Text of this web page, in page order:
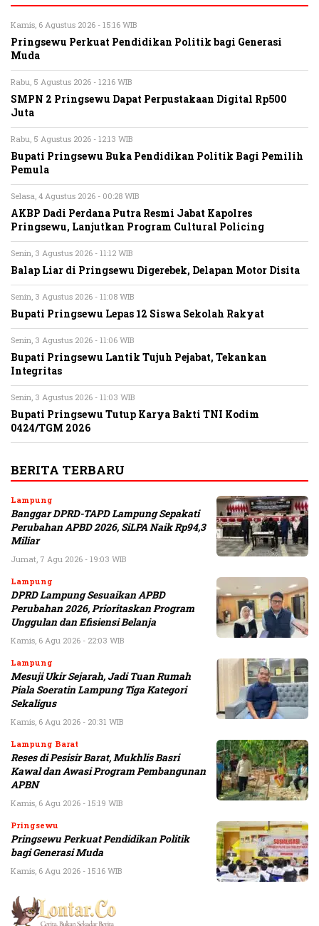
Kamis, 6 Agustus 2026 - 15:16 WIB
Pringsewu Perkuat Pendidikan Politik bagi Generasi
Muda
Rabu, 5 Agustus 2026 - 12:16 WIB
SMPN 2 Pringsewu Dapat Perpustakaan Digital Rp500
Juta
Rabu, 5 Agustus 2026 - 12:13 WIB
Bupati Pringsewu Buka Pendidikan Politik Bagi Pemilih
Pemula
Selasa, 4 Agustus 2026 - 00:28 WIB
AKBP Dadi Perdana Putra Resmi Jabat Kapolres
Pringsewu, Lanjutkan Program Cultural Policing
Senin, 3 Agustus 2026 - 11:12 WIB
Balap Liar di Pringsewu Digerebek, Delapan Motor Disita
Senin, 3 Agustus 2026 - 11:08 WIB
Bupati Pringsewu Lepas 12 Siswa Sekolah Rakyat
Senin, 3 Agustus 2026 - 11:06 WIB
Bupati Pringsewu Lantik Tujuh Pejabat, Tekankan
Integritas
Senin, 3 Agustus 2026 - 11:03 WIB
Bupati Pringsewu Tutup Karya Bakti TNI Kodim
0424/TGM 2026
BERITA TERBARU
Lampung
Banggar DPRD-TAPD Lampung Sepakati
Perubahan APBD 2026, SiLPA Naik Rp94,3
Miliar
Jumat, 7 Agu 2026 - 19:03 WIB
Lampung
DPRD Lampung Sesuaikan APBD
Perubahan 2026, Prioritaskan Program
Unggulan dan Efisiensi Belanja
Kamis, 6 Agu 2026 - 22:03 WIB
Lampung
Mesuji Ukir Sejarah, Jadi Tuan Rumah
Piala Soeratin Lampung Tiga Kategori
Sekaligus
Kamis, 6 Agu 2026 - 20:31 WIB
Lampung Barat
Reses di Pesisir Barat, Mukhlis Basri
Kawal dan Awasi Program Pembangunan
APBN
Kamis, 6 Agu 2026 - 15:19 WIB
Pringsewu
Pringsewu Perkuat Pendidikan Politik
bagi Generasi Muda
Kamis, 6 Agu 2026 - 15:16 WIB